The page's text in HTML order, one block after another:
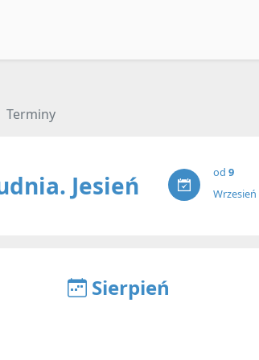
Terminy
Jesień od 9
Wrzesień
Sierpień